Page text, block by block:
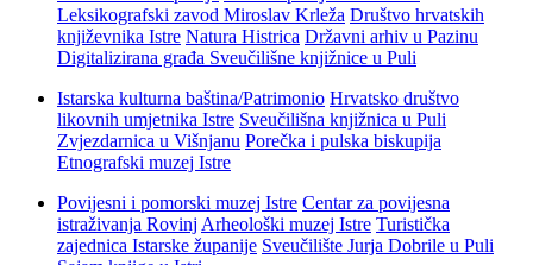
Leksikografski zavod Miroslav Krleža Društvo hrvatskih
književnika Istre Natura Histrica Državni arhiv u Pazinu
Digitalizirana građa Sveučilišne knjižnice u Puli
Istarska kulturna baština/Patrimonio Hrvatsko društvo
likovnih umjetnika Istre Sveučilišna knjižnica u Puli
Zvjezdarnica u Višnjanu Porečka i pulska biskupija
Etnografski muzej Istre
Povijesni i pomorski muzej Istre Centar za povijesna
istraživanja Rovinj Arheološki muzej Istre Turistička
zajednica Istarske županije Sveučilište Jurja Dobrile u Puli